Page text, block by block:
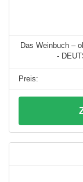
Das Weinbuch –
-